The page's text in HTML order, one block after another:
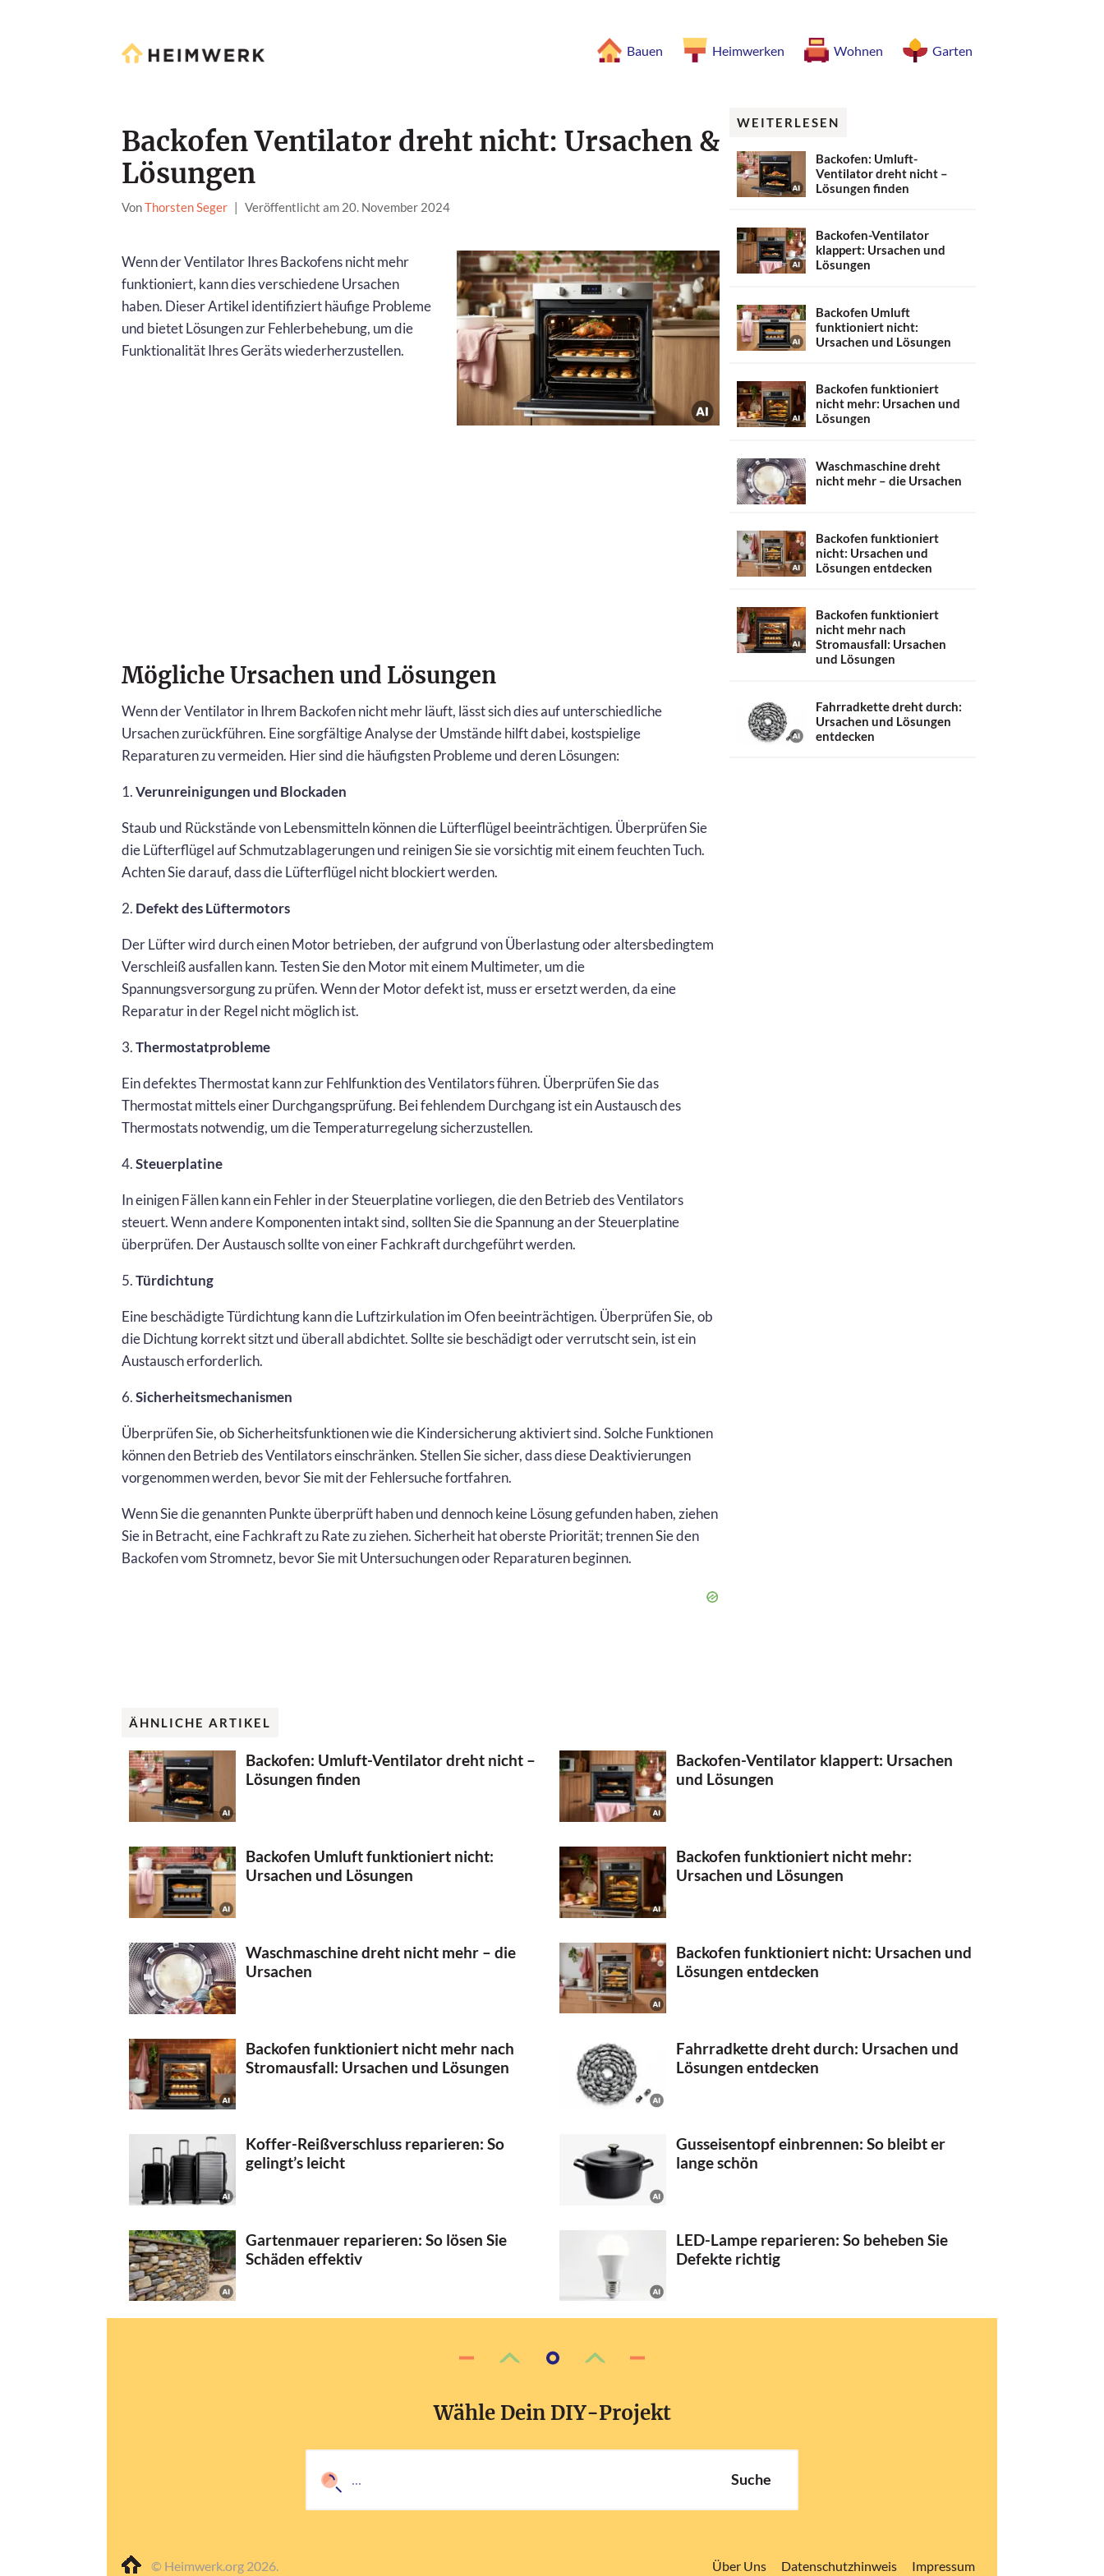
Bauen Heimwerken Wohnen Garten
Backofen Ventilator dreht nicht: Ursachen &
Lösungen
VonThorsten Seger | Veröffentlicht am 20. November 2024
Wenn der Ventilator Ihres Backofens nicht mehr
funktioniert, kann dies verschiedene Ursachen
haben. Dieser Artikel identifiziert häufige Probleme
und bietet Lösungen zur Fehlerbehebung, um die
Funktionalität Ihres Geräts wiederherzustellen.
Mögliche Ursachen und Lösungen
Wenn der Ventilator in Ihrem Backofen nicht mehr läuft, lässt sich dies auf unterschiedliche
Ursachen zurückführen. Eine sorgfältige Analyse der Umstände hilft dabei, kostspielige
Reparaturen zu vermeiden. Hier sind die häufigsten Probleme und deren Lösungen:
1.Verunreinigungen und Blockaden
Staub und Rückstände von Lebensmitteln können die Lüfterflügel beeinträchtigen. Überprüfen Sie
die Lüfterflügel auf Schmutzablagerungen und reinigen Sie sie vorsichtig mit einem feuchten Tuch.
Achten Sie darauf, dass die Lüfterflügel nicht blockiert werden.
2. Defekt des Lüftermotors
Der Lüfter wird durch einen Motor betrieben, der aufgrund von Überlastung oder altersbedingtem
Verschleiß ausfallen kann. Testen Sie den Motor mit einem Multimeter, um die
Spannungsversorgung zu prüfen. Wenn der Motor defekt ist, muss er ersetzt werden, da eine
Reparatur in der Regel nicht möglich ist.
3.Thermostatprobleme
Ein defektes Thermostat kann zur Fehlfunktion des Ventilators führen. Überprüfen Sie das
Thermostat mittels einer Durchgangsprüfung. Bei fehlendem Durchgang ist ein Austausch des
Thermostats notwendig, um die Temperaturregelung sicherzustellen.
4.Steuerplatine
In einigen Fällen kann ein Fehler in der Steuerplatine vorliegen, die den Betrieb des Ventilators
steuert. Wenn andere Komponenten intakt sind, sollten Sie die Spannung an der Steuerplatine
überprüfen. Der Austausch sollte von einer Fachkraft durchgeführt werden.
5.Türdichtung
Eine beschädigte Türdichtung kann die Luftzirkulation im Ofen beeinträchtigen. Überprüfen Sie, ob
die Dichtung korrekt sitzt und überall abdichtet. Sollte sie beschädigt oder verrutscht sein, ist ein
Austausch erforderlich.
6.Sicherheitsmechanismen
Überprüfen Sie, ob Sicherheitsfunktionen wie die Kindersicherung aktiviert sind. Solche Funktionen
können den Betrieb des Ventilators einschränken. Stellen Sie sicher, dass diese Deaktivierungen
vorgenommen werden, bevor Sie mit der Fehlersuche fortfahren.
Wenn Sie die genannten Punkte überprüft haben und dennoch keine Lösung gefunden haben, ziehen
Sie in Betracht, eine Fachkraft zu Rate zu ziehen. Sicherheit hat oberste Priorität; trennen Sie den
Backofen vom Stromnetz, bevor Sie mit Untersuchungen oder Reparaturen beginnen.
WEITERLESEN
Backofen: Umluft-
Ventilator dreht nicht –
Lösungen finden
Backofen-Ventilator
klappert: Ursachen und
Lösungen
Backofen Umluft
funktioniert nicht:
Ursachen und Lösungen
Backofen funktioniert
nicht mehr: Ursachen und
Lösungen
Waschmaschine dreht
nicht mehr – die Ursachen
Backofen funktioniert
nicht: Ursachen und
Lösungen entdecken
Backofen funktioniert
nicht mehr nach
Stromausfall: Ursachen
und Lösungen
Fahrradkette dreht durch:
Ursachen und Lösungen
entdecken
ÄHNLICHE ARTIKEL
Backofen: Umluft-Ventilator dreht nicht –
Lösungen finden
Backofen-Ventilator klappert: Ursachen
und Lösungen
Backofen Umluft funktioniert nicht:
Ursachen und Lösungen
Backofen funktioniert nicht mehr:
Ursachen und Lösungen
Waschmaschine dreht nicht mehr – die
Ursachen
Backofen funktioniert nicht: Ursachen und
Lösungen entdecken
Backofen funktioniert nicht mehr nach
Stromausfall: Ursachen und Lösungen
Fahrradkette dreht durch: Ursachen und
Lösungen entdecken
Koffer-Reißverschluss reparieren: So
gelingt’s leicht
Gusseisentopf einbrennen: So bleibt er
lange schön
Gartenmauer reparieren: So lösen Sie
Schäden effektiv
LED-Lampe reparieren: So beheben Sie
Defekte richtig
Wähle Dein DIY-Projekt
Suche
© Heimwerk.org 2026. Über Uns Datenschutzhinweis Impressum